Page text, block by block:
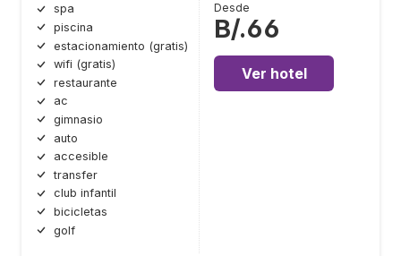
spa
piscina
estacionamiento (gratis)
wifi (gratis)
restaurante
ac
gimnasio
auto
accesible
transfer
club infantil
bicicletas
golf
Desde
B/.66
Ver hotel